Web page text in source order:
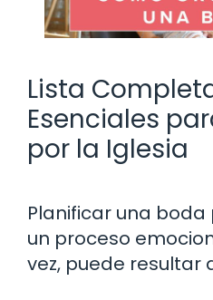
Lista
Esenciales
por la Iglesia
Planificar una boda
un proceso
vez, puede resultar